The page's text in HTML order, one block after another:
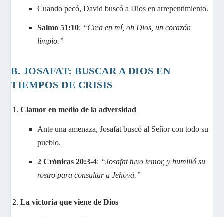
Cuando pecó, David buscó a Dios en arrepentimiento.
Salmo 51:10: “Crea en mí, oh Dios, un corazón
limpio.”
B. JOSAFAT: BUSCAR A DIOS EN
TIEMPOS DE CRISIS
Clamor en medio de la adversidad
Ante una amenaza, Josafat buscó al Señor con todo su
pueblo.
2 Crónicas 20:3-4: “Josafat tuvo temor, y humilló su
rostro para consultar a Jehová.”
La victoria que viene de Dios